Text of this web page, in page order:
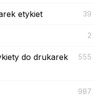
etykiet 39
2
do drukarek
555
987